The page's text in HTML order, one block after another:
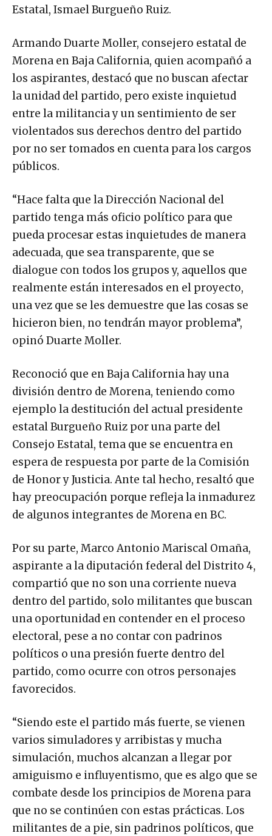
Estatal, Ismael Burgueño Ruiz.
Armando Duarte Moller, consejero estatal de
Morena en Baja California, quien acompañó a
los aspirantes, destacó que no buscan afectar
la unidad del partido, pero existe inquietud
entre la militancia y un sentimiento de ser
violentados sus derechos dentro del partido
por no ser tomados en cuenta para los cargos
públicos.
“Hace falta que la Dirección Nacional del
partido tenga más oficio político para que
pueda procesar estas inquietudes de manera
adecuada, que sea transparente, que se
dialogue con todos los grupos y, aquellos que
realmente están interesados en el proyecto,
una vez que se les demuestre que las cosas se
hicieron bien, no tendrán mayor problema”,
opinó Duarte Moller.
Reconoció que en Baja California hay una
división dentro de Morena, teniendo como
ejemplo la destitución del actual presidente
estatal Burgueño Ruiz por una parte del
Consejo Estatal, tema que se encuentra en
espera de respuesta por parte de la Comisión
de Honor y Justicia. Ante tal hecho, resaltó que
hay preocupación porque refleja la inmadurez
de algunos integrantes de Morena en BC.
Por su parte, Marco Antonio Mariscal Omaña,
aspirante a la diputación federal del Distrito 4,
compartió que no son una corriente nueva
dentro del partido, solo militantes que buscan
una oportunidad en contender en el proceso
electoral, pese a no contar con padrinos
políticos o una presión fuerte dentro del
partido, como ocurre con otros personajes
favorecidos.
“Siendo este el partido más fuerte, se vienen
varios simuladores y arribistas y mucha
simulación, muchos alcanzan a llegar por
amiguismo e influyentismo, que es algo que se
combate desde los principios de Morena para
que no se continúen con estas prácticas. Los
militantes de a pie, sin padrinos políticos, que